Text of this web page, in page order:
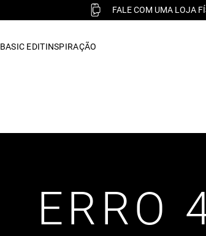
FALE COM UMA LOJA
BASIC EDITINSPIRAÇÃO
ERRO